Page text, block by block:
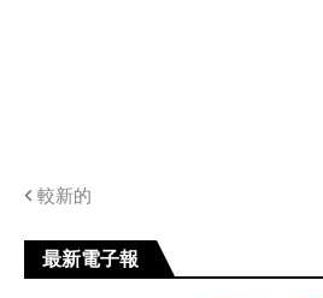
較新的
最新電子報